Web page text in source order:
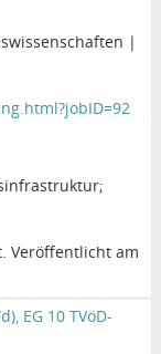
|
Veröffentlicht am
EG 10 TVöD-